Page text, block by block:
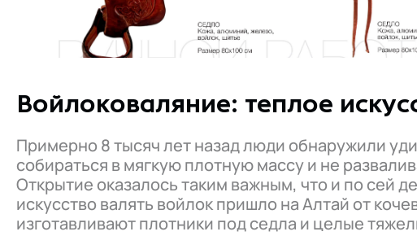
Войлоковаляние: теплое
Примерно 8 тысяч лет назад люди обнаружили
собираться в мягкую плотную массу и не
Открытие оказалось таким важным, что и по сей
искусство валять войлок пришло на Алтай от
изготавливают плотники под седла и целые